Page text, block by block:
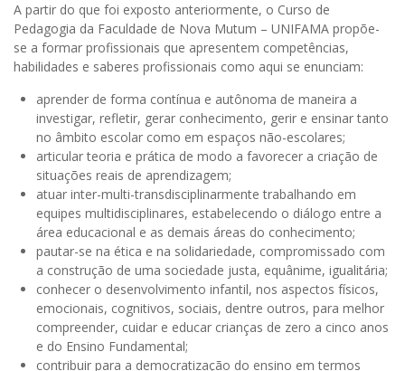
A partir do que foi exposto anteriormente, o Curso de
Pedagogia da Faculdade de Nova Mutum – UNIFAMA propõe-
se a formar profissionais que apresentem competências,
habilidades e saberes profissionais como aqui se enunciam:
aprender de forma contínua e autônoma de maneira a
investigar, refletir, gerar conhecimento, gerir e ensinar tanto
no âmbito escolar como em espaços não-escolares;
articular teoria e prática de modo a favorecer a criação de
situações reais de aprendizagem;
atuar inter-multi-transdisciplinarmente trabalhando em
equipes multidisciplinares, estabelecendo o diálogo entre a
área educacional e as demais áreas do conhecimento;
pautar-se na ética e na solidariedade, compromissado com
a construção de uma sociedade justa, equânime, igualitária;
conhecer o desenvolvimento infantil, nos aspectos físicos,
emocionais, cognitivos, sociais, dentre outros, para melhor
compreender, cuidar e educar crianças de zero a cinco anos
e do Ensino Fundamental;
contribuir para a democratização do ensino em termos